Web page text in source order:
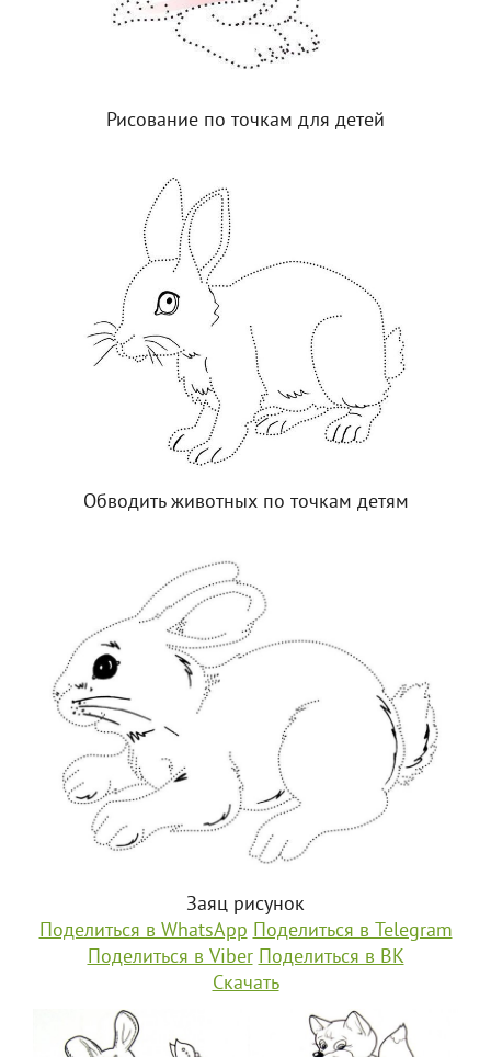
Рисование по точкам для детей
Обводить животных по точкам детям
Заяц рисунок
Поделиться в WhatsApp Поделиться в Telegram
Поделиться в Viber Поделиться в ВК
Скачать